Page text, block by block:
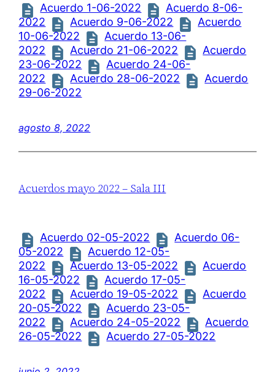
Acuerdo 1-06-2022
Acuerdo 8-06-
2022
Acuerdo 9-06-2022
Acuerdo
10-06-2022
Acuerdo 13-06-
2022
Acuerdo 21-06-2022
Acuerdo
23-06-2022
Acuerdo 24-06-
2022
Acuerdo 28-06-2022
Acuerdo
29-06-2022
agosto 8, 2022
Acuerdos mayo 2022 – Sala III
Acuerdo 02-05-2022
Acuerdo 06-
05-2022
Acuerdo 12-05-
2022
Acuerdo 13-05-2022
Acuerdo
16-05-2022
Acuerdo 17-05-
2022
Acuerdo 19-05-2022
Acuerdo
20-05-2022
Acuerdo 23-05-
2022
Acuerdo 24-05-2022
Acuerdo
26-05-2022
Acuerdo 27-05-2022